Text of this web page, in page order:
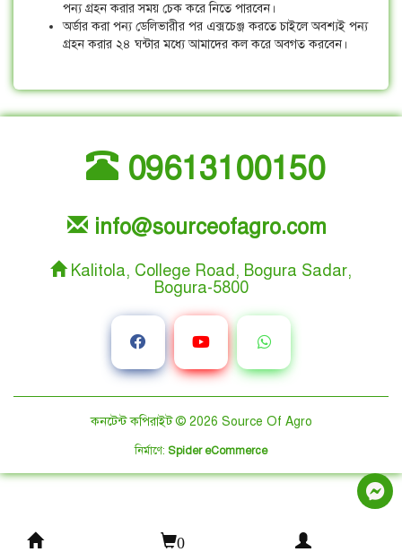
পন্য গ্রহন করার সময় চেক করে নিতে পারবেন।
অর্ডার করা পন্য ডেলিভারীর পর এক্সচেঞ্জ করতে চাইলে অবশ্যই পন্য
গ্রহন করার ২৪ ঘন্টার মধ্যে আমাদের কল করে অবগত করবেন।
09613100150
info@sourceofagro.com
Kalitola, College Road, Bogura Sadar,
Bogura-5800
কনটেন্ট কপিরাইট © 2026 Source Of Agro
নির্মাণে: Spider eCommerce
0